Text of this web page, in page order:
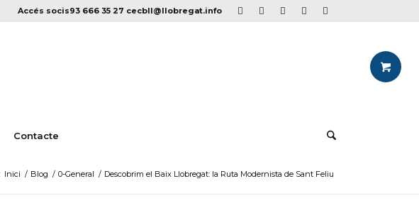
Accés socis93 666 35 27 cecbll@llobregat.info
Contacte
Inici / Blog / 0-General / Descobrim el Baix Llobregat: la Ruta Modernista de Sant Feliu